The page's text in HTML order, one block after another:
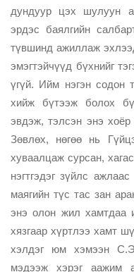
дундуур цэх шулуун
эрдэс баялгийн
түвшинд ажиллаж
эмэгтэйчүүд бүхнийг
үгүй. Ийм нэгэн содон
хийж бүтээж болох
эвдэж, тэлсэн энэ хоёр
Зөвлөх, нөгөө нь
хуваалцаж сурсан,
нэгтгэдэг зүйлс
маягийн түс тас зан
энэ олон жил хамтдаа
хязгаар хүртлээ хамт
хэлдэг юм хэмээн
мэдээж хэрэг аажим